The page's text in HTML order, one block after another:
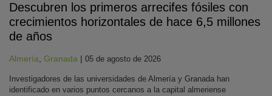
Descubren los primeros arrecifes fósiles con
crecimientos horizontales de hace 6,5 millones
de años
Almería, Granada | 05 de agosto de 2026
Investigadores de las universidades de Almería y Granada han
identificado en varios puntos cercanos a la capital almeriense